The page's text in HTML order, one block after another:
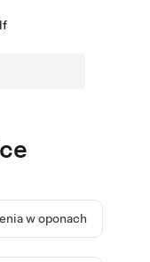
w oponach